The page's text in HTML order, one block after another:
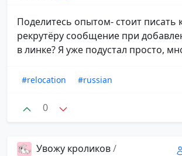
Поделитесь опытом- стоит писать
рекрутёру сообщение при
в линке? Я уже подустал просто,
#relocation #russian
0
Увожу кроликов/